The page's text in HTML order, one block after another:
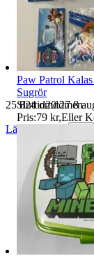
25 824 omdömen
Läs omdömen
Paw Patrol
Sugrör
Sluttid20:27 8
Pris:79 kr,Eller